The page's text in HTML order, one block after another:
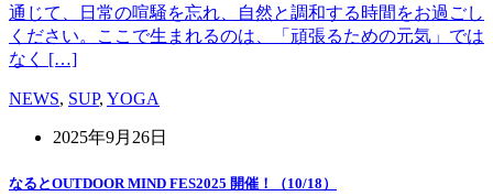
通じて、日常の喧騒を忘れ、自然と調和する時間をお過ごし
ください。ここで生まれるのは、「頑張るための元気」では
なく […]
NEWS, SUP, YOGA
2025年9月26日
なるとOUTDOOR MIND FES2025 開催！（10/18）